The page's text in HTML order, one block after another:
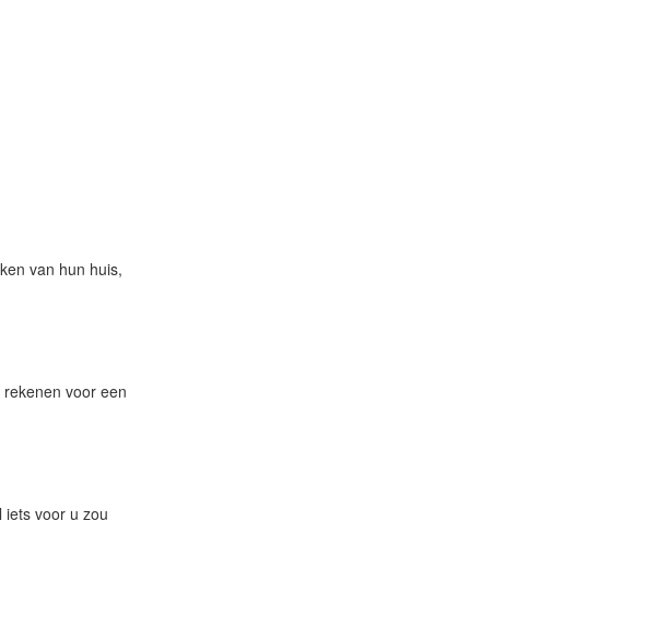
van hun huis,
voor een
voor u zou